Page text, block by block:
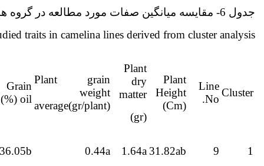
جدول 6- مقایسه میانگین صفات مورد مطالعه در گروه های حاصل از تجزیه خوشه‌ای لاین‌های کاملینا
traits in camelina lines derived from cluster analysis
Cluster
Line
No.
Plant
Height
(Cm)
Plant
dry
matter
(gr)
Plant grain
weight
average(gr/plant)
Grain
oil (%)
1
9
31.82ab
1.64a
0.44a
36.05b